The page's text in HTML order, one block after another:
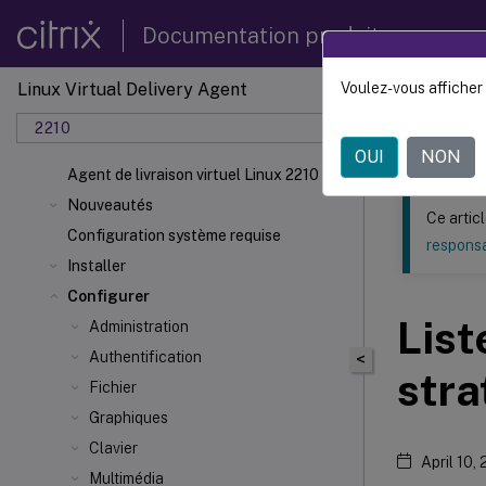
Documentation produit
Linux Virtual Delivery Agent
2210
Agent de livraison virtuel Linux 2210
Nouveautés
Configuration système requise
Installer
Configurer
Administration
Authentification
Fichier
Graphiques
Clavier
Multimédia
Ce contenu a
Agent
<
Ce
April 10,
Voulez-vous
OUI NON